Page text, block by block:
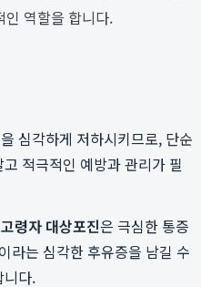
인 역할을 합니다.
심각하게 저하시키므로, 단순
적극적인 예방과 관리가 필
고령자 대상포진은 극심한 통증
라는 심각한 후유증을 남길 수
니다.